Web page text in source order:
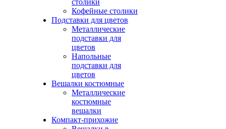
столики
Кофейные столики
Подставки для цветов
Металлические
подставки для
цветов
Напольные
подставки для
цветов
Вешалки костюмные
Металлические
костюмные
вешалки
Компакт-прихожие